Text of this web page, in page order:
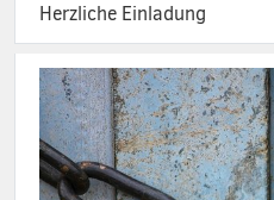
Herzliche Einladung